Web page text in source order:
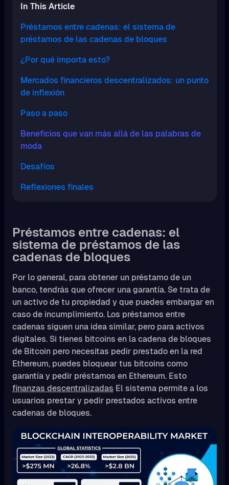
In This Article
Préstamos entre cadenas: el sistema de
préstamos de las cadenas de bloques
¿Por qué importa esto?
Mercados financieros descentralizados: un punto
de inflexión
Paso a paso
Beneficios que van más allá de las palabras de
moda
Desafíos
Reflexiones finales
Préstamos entre cadenas: el
sistema de préstamos de las
cadenas de bloques
Por lo general, para obtener un préstamo de un
banco, tendrás que ofrecer una garantía. Se trata de
un activo de tu propiedad y que puedes embargar en
caso de incumplimiento. Los préstamos entre
cadenas siguen una idea similar, pero para activos
digitales. Si tienes bitcoins en la cadena de bloques
de Bitcoin pero necesitas pedir prestado en la red
Ethereum, puedes bloquear tus bitcoins como
garantía y pedir préstamos en Ethereum. Esto
finanzas descentralizadas El sistema permite a los
usuarios prestar y pedir prestados activos entre
cadenas de bloques.